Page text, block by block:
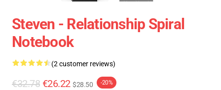
Steven - Relationship Spiral
Notebook
(2 customer reviews)
€32.78 €26.22 $28.50 -20%